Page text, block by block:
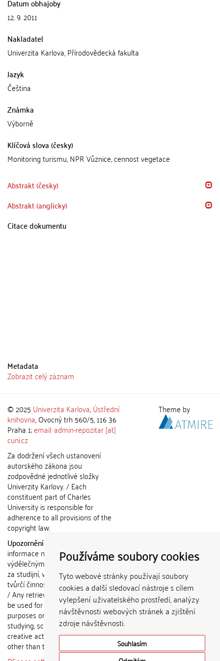
Používáme soubory cookies
Tyto webové stránky používají soubory
cookies a další sledovací nástroje s cílem
vylepšení uživatelského prostředí, analýzy
návštěvnosti webových stránek a zjištění
zdroje návštěvnosti.
Souhlasím
Datum obhajoby
12. 9. 2011
Nakladatel
Univerzita Karlova, Přírodovědecká fakulta
Jazyk
Čeština
Známka
Výborně
Klíčová slova (česky)
Monitoring turismu, NPR Vůznice, cennost vegetace
Abstrakt (česky)
Abstrakt (anglicky)
Citace dokumentu
Metadata
Zobrazit celý záznam
© 2025 Univerzita Karlova,Ústřední
knihovna, Ovocný trh 560/5, 116 36
Praha 1;email: admin-repozitar [at]
cuni.cz
Za dodržení všech ustanovení
autorského zákona jsou
zodpovědné jednotlivé složky
Univerzity Karlovy. / Each
constituent part of Charles
University is responsible for
adherence to all provisions of the
copyright law.
Upozornění / Notice:
informace nemohou být použity k
výdělečným účelům nebo vydávány
za studijní, vědeckou nebo jinou
tvůrčí činnost jiné osoby než autora.
/ Any retrieved information shall not
be used for any commercial
purposes or claimed as results of
studying, scientific or any other
creative activities of any person
other than the author.
Theme by